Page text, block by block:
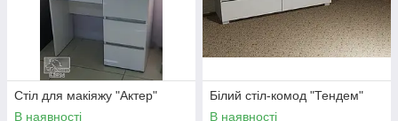
Стіл для макіяжу "Актер"
В наявності
Білий стіл-комод "Тендем"
В наявності